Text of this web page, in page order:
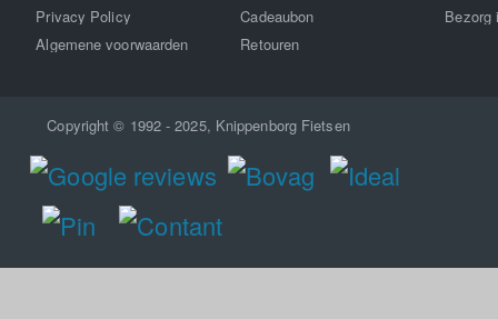
Privacy Policy
Algemene voorwaarden
Cadeaubon
Retouren
Bezorg
Copyright © 1992 - 2025, Knippenborg Fietsen